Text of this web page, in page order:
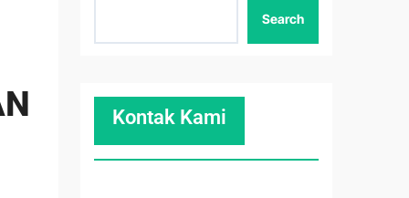
Search
Kontak Kami